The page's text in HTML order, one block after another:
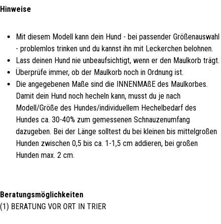
Hinweise
Mit diesem Modell kann dein Hund - bei passender Größenauswahl
- problemlos trinken und du kannst ihn mit Leckerchen belohnen.
Lass deinen Hund nie unbeaufsichtigt, wenn er den Maulkorb trägt.
Überprüfe immer, ob der Maulkorb noch in Ordnung ist.
Die angegebenen Maße sind die INNENMAßE des Maulkorbes.
Damit dein Hund noch hecheln kann, musst du je nach
Modell/Größe des Hundes/individuellem Hechelbedarf des
Hundes ca. 30-40% zum gemessenen Schnauzenumfang
dazugeben. Bei der Länge solltest du bei kleinen bis mittelgroßen
Hunden zwischen 0,5 bis ca. 1-1,5 cm addieren, bei großen
Hunden max. 2 cm.
Beratungsmöglichkeiten
(1) BERATUNG VOR ORT IN TRIER